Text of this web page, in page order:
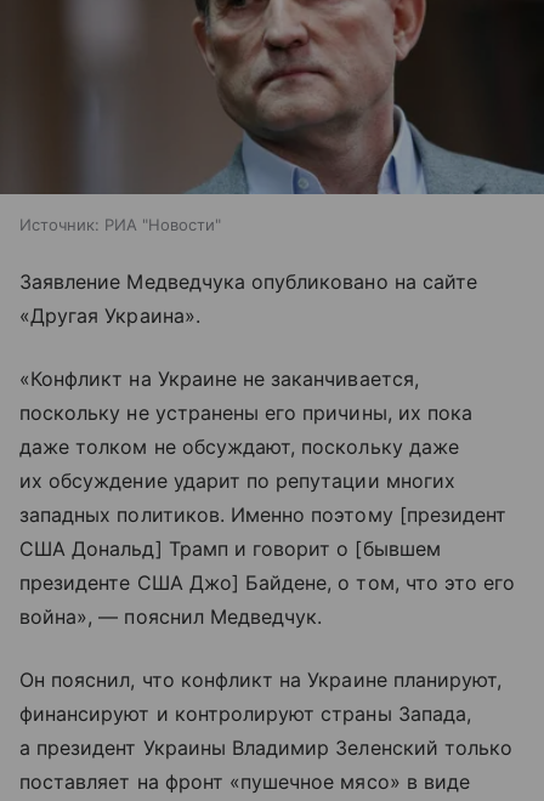
Источник: РИА "Новости"
Заявление Медведчука опубликовано на сайте
«Другая Украина».
«Конфликт на Украине не заканчивается,
поскольку не устранены его причины, их пока
даже толком не обсуждают, поскольку даже
их обсуждение ударит по репутации многих
западных политиков. Именно поэтому [президент
США Дональд] Трамп и говорит о [бывшем
президенте США Джо] Байдене, о том, что это его
война», — пояснил Медведчук.
Он пояснил, что конфликт на Украине планируют,
финансируют и контролируют страны Запада,
а президент Украины Владимир Зеленский только
поставляет на фронт «пушечное мясо» в виде